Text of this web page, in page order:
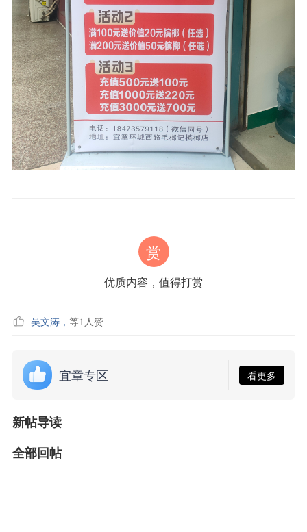
赏
优质内容，值得打赏
吴文涛 ， 等1 人赞
宜章专区 看更多
新帖导读
全部回帖